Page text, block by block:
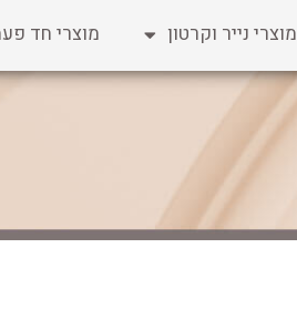
מוצרי נייר וקרטון
מוצרי חד